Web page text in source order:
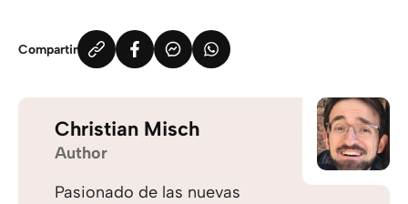
Compartir
Christian Misch
Author
Pasionado de las nuevas